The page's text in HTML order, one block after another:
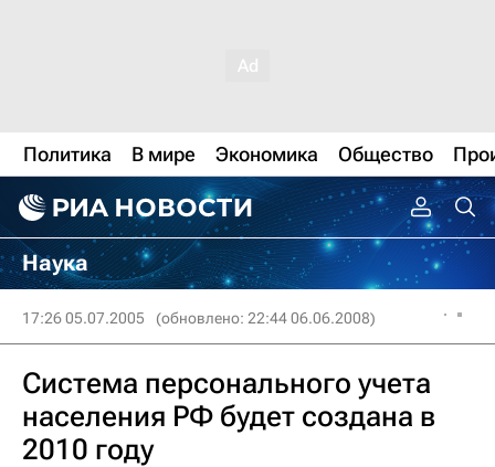
Политика В мире Экономика Общество
Наука
17:26 05.07.2005 (обновлено: 22:44 06.06.2008)
Система персонального учета
населения РФ будет создана в
2010 году